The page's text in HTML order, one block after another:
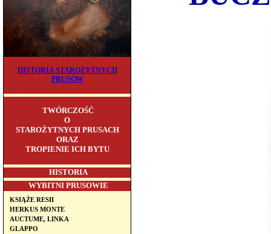
HISTORIA STAROŻYTNYCH
PRUSÓW
TWÓRCZOŚĆ
O
STAROŻYTNYCH PRUSACH
ORAZ
TROPIENIE ICH BYTU
HISTORIA
WYBITNI PRUSOWIE
KSIĄŻE RESII
HERKUS MONTE
AUCTUME, LINKA
GLAPPO